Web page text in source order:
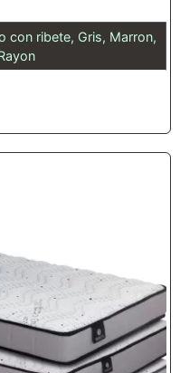
con ribete, Gris, Marron,